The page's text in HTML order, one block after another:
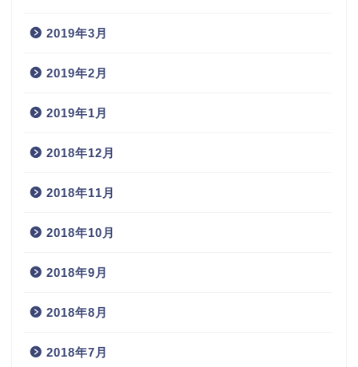
2019年3月
2019年2月
2019年1月
2018年12月
2018年11月
2018年10月
2018年9月
2018年8月
2018年7月